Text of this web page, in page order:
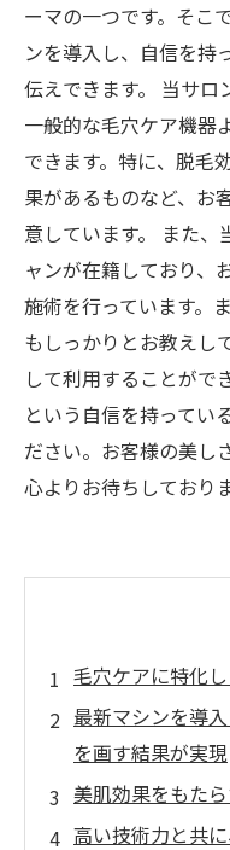
ーマの一つです。そこ
ンを導入し、自信を持
伝えできます。 当サロ
一般的な毛穴ケア機器
できます。特に、脱毛
果があるものなど、お
意しています。 また
ャンが在籍しており、
施術を行っています。
もしっかりとお教えし
して利用することがで
という自信を持ってい
ださい。お客様の美し
心よりお待ちしておりま
毛穴ケアに特化
最新マシンを導
を画す結果が実現
美肌効果をもた
高い技術力と共